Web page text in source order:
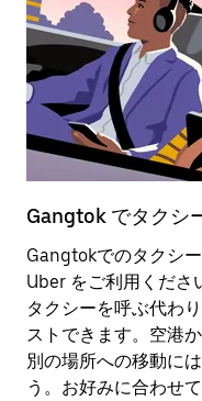
Gangtok でタクシ
Gangtokでのタクシ
Uber をご利用くださ
タクシーを呼ぶ代わ
ストできます。空港
別の場所への移動に
う。お好みに合わせ